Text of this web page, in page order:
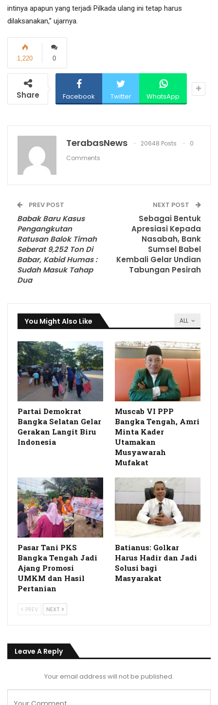
intinya apapun yang terjadi Pilkada ulang ini tetap harus
dilaksanakan,” ujarnya.
0
1,220
Share Facebook Twitter WhatsApp
TerabasNews 20648 Posts
0
Comments
PREV POST
Babak Baru Kasus
Pengangkutan
Ratusan Balok Timah
Seberat 9,252 Ton Di
Babar, Kabid Humas :
Sudah Masuk Tahap
Dua
NEXT POST
Sebagai Bentuk
Apresiasi Kepada
Nasabah, Bank
Sumsel Babel
Kembali Gelar Undian
Tabungan Pesirah
ALL
You Might Also Like
Partai Demokrat
Bangka Selatan Gelar
Gerakan Langit Biru
Indonesia
Muscab VI PPP
Bangka Tengah, Amri
Minta Kader
Utamakan
Musyawarah
Mufakat
Pasar Tani PKS
Bangka Tengah Jadi
Ajang Promosi
UMKM dan Hasil
Pertanian
Batianus: Golkar
Harus Hadir dan Jadi
Solusi bagi
Masyarakat
PREV NEXT
Leave A Reply
Your email address will not be published.